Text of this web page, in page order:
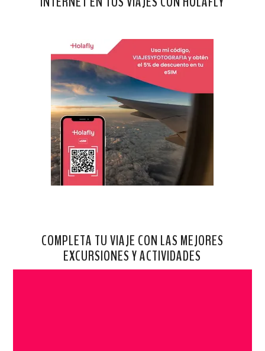
COMPLETA TU VIAJE CON LAS MEJORES
EXCURSIONES Y ACTIVIDADES